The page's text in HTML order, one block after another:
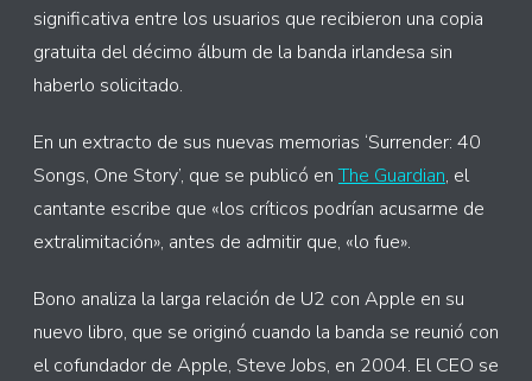
significativa entre los usuarios que recibieron una copia
gratuita del décimo álbum de la banda irlandesa sin
haberlo solicitado.
En un extracto de sus nuevas memorias ‘Surrender: 40
Songs, One Story’, que se publicó enThe Guardian, el
cantante escribe que «los críticos podrían acusarme de
extralimitación», antes de admitir que, «lo fue».
Bono analiza la larga relación de U2 con Apple en su
nuevo libro, que se originó cuando la banda se reunió con
el cofundador de Apple, Steve Jobs, en 2004. El CEO se